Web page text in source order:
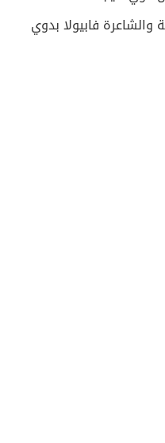
والشاعرة فابيولا بدوي